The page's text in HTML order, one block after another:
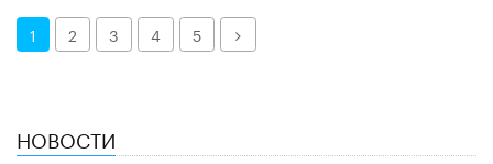
1 2 3 4 5 Далее
НОВОСТИ